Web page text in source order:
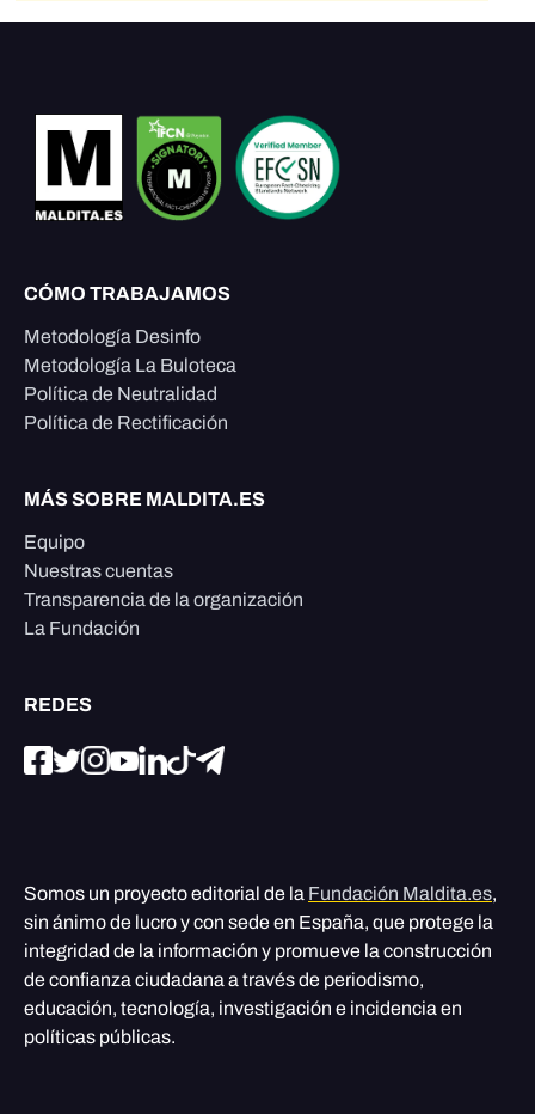
CÓMO TRABAJAMOS
Metodología Desinfo
Metodología La Buloteca
Política de Neutralidad
Política de Rectificación
MÁS SOBRE MALDITA.ES
Equipo
Nuestras cuentas
Transparencia de la organización
La Fundación
REDES
Somos un proyecto editorial de la Fundación Maldita.es,
sin ánimo de lucro y con sede en España, que protege la
integridad de la información y promueve la construcción
de confianza ciudadana a través de periodismo,
educación, tecnología, investigación e incidencia en
políticas públicas.